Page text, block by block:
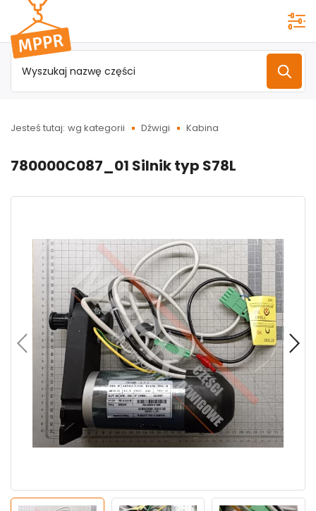
Przejdź do
menu
głównego
Jesteś tutaj: wg kategorii Dźwigi Kabina
780000C087_01 Silnik typ S78L